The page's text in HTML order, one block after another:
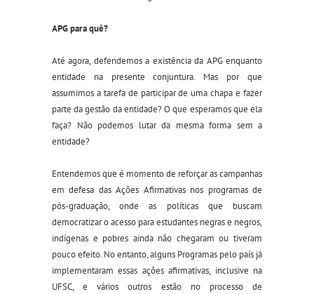
APG para quê?
Até agora, defendemos a existência da APG enquanto
entidade na presente conjuntura. Mas por que
assumimos a tarefa de participar de uma chapa e fazer
parte da gestão da entidade? O que esperamos que ela
faça? Não podemos lutar da mesma forma sem a
entidade?
Entendemos que é momento de reforçaras campanhas
em defesa dasAções Afirmativas nos programas de
pós-graduação, onde as políticas que buscam
democratizar o acesso para estudantes negras e negros,
indígenas e pobres ainda não chegaram ou tiveram
pouco efeito. No entanto, alguns Programas pelo país já
implementaram essas ações afirmativas, inclusive na
UFSC, e vários outros estão no processo de